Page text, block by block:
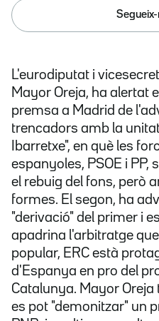
L'eurodiputat i
Mayor Oreja, ha alertat
premsa a Madrid de
trencadors amb la
Ibarretxe", en què les
espanyoles, PSOE i PP,
el rebuig del fons, però
formes. El segon, ha
"derivació" del primer i
apadrina l'arbitratge
popular, ERC està
d'Espanya en pro del
Catalunya. Mayor
es pot "demonitzar" un